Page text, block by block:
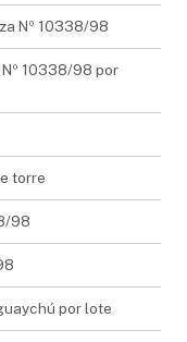
Nº 10338/98
10338/98 por
torre
98
por lote